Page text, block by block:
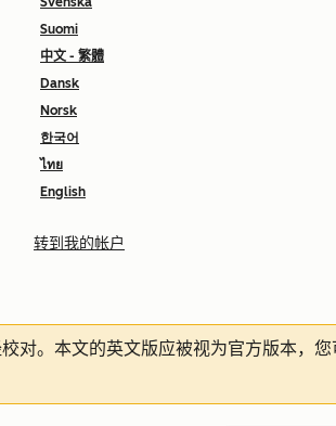
Suomi
中文 - 繁體
Dansk
Norsk
한국어
ไทย
English
转到我的帐户
对。本文的英文版应被视为官方版本，